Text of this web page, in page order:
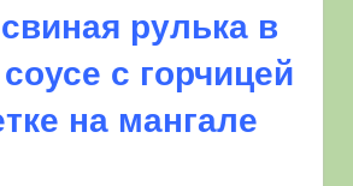
рулька в
с горчицей
на мангале